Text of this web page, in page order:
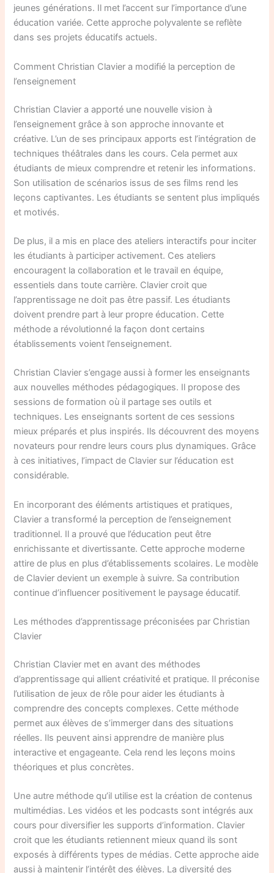
jeunes générations. Il met l’accent sur l’importance d’une
éducation variée. Cette approche polyvalente se reflète
dans ses projets éducatifs actuels.
Comment Christian Clavier a modifié la perception de
l’enseignement
Christian Clavier a apporté une nouvelle vision à
l’enseignement grâce à son approche innovante et
créative. L’un de ses principaux apports est l’intégration de
techniques théâtrales dans les cours. Cela permet aux
étudiants de mieux comprendre et retenir les informations.
Son utilisation de scénarios issus de ses films rend les
leçons captivantes. Les étudiants se sentent plus impliqués
et motivés.
De plus, il a mis en place des ateliers interactifs pour inciter
les étudiants à participer activement. Ces ateliers
encouragent la collaboration et le travail en équipe,
essentiels dans toute carrière. Clavier croit que
l’apprentissage ne doit pas être passif. Les étudiants
doivent prendre part à leur propre éducation. Cette
méthode a révolutionné la façon dont certains
établissements voient l’enseignement.
Christian Clavier s’engage aussi à former les enseignants
aux nouvelles méthodes pédagogiques. Il propose des
sessions de formation où il partage ses outils et
techniques. Les enseignants sortent de ces sessions
mieux préparés et plus inspirés. Ils découvrent des moyens
novateurs pour rendre leurs cours plus dynamiques. Grâce
à ces initiatives, l’impact de Clavier sur l’éducation est
considérable.
En incorporant des éléments artistiques et pratiques,
Clavier a transformé la perception de l’enseignement
traditionnel. Il a prouvé que l’éducation peut être
enrichissante et divertissante. Cette approche moderne
attire de plus en plus d’établissements scolaires. Le modèle
de Clavier devient un exemple à suivre. Sa contribution
continue d’influencer positivement le paysage éducatif.
Les méthodes d’apprentissage préconisées par Christian
Clavier
Christian Clavier met en avant des méthodes
d’apprentissage qui allient créativité et pratique. Il préconise
l’utilisation de jeux de rôle pour aider les étudiants à
comprendre des concepts complexes. Cette méthode
permet aux élèves de s’immerger dans des situations
réelles. Ils peuvent ainsi apprendre de manière plus
interactive et engageante. Cela rend les leçons moins
théoriques et plus concrètes.
Une autre méthode qu’il utilise est la création de contenus
multimédias. Les vidéos et les podcasts sont intégrés aux
cours pour diversifier les supports d’information. Clavier
croit que les étudiants retiennent mieux quand ils sont
exposés à différents types de médias. Cette approche aide
aussi à maintenir l’intérêt des élèves. La diversité des